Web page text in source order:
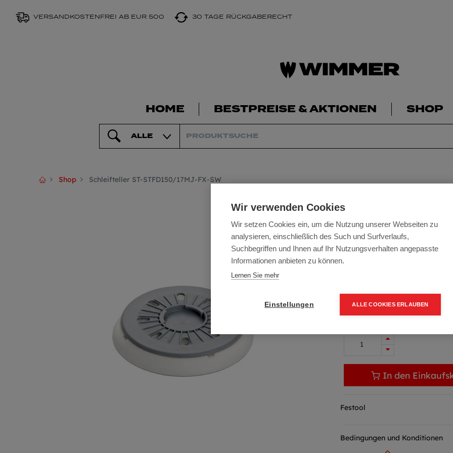
VERSANDKOSTENFREI AB EUR 500 30 TAGE RÜCKGABERECHT
HOME BESTPREISE & AKTIONEN SHOP
ALLE
Shop Schleifteller ST-STFD150/17MJ-FX-SW
Schleifteller ST-
Artikelnummer:20231
ST-STFD150/17MJ-FX-SW
51,00 € inkl. Mwst
In den
Festool
Bedingungen und Konditionen
Wir verwenden Cookies
Wir setzen Cookies ein, um die Nutzung unserer Webseiten zu
analysieren, einschließlich des Such und Surfverlaufs,
Suchbegriffen und Ihnen auf Ihr Nutzungsverhalten angepasste
Informationen anbieten zu können.
Lernen Sie mehr
Einstellungen ALLE COOKIES ERLAUBEN